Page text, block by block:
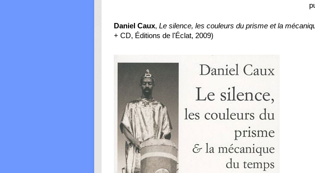
Daniel Caux, Le silence, les couleurs du prisme et la
+ CD, Éditions de l'Éclat, 2009)